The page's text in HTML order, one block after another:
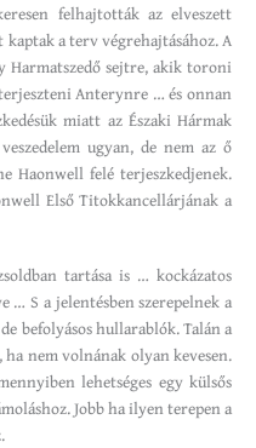
felhajtották az elveszett
a terv végrehajtásához. A
sejtre, akik toroni
Anterynre … és onnan
miatt az Északi Hármak
ugyan, de nem az ő
Haonwell felé terjeszkedjenek.
Első Titokkancellárjának a
tartása is … kockázatos
… S a jelentésben szerepelnek a
befolyásos hullarablók. Talán a
nem volnának olyan kevesen.
lehetséges egy külsős
Jobb ha ilyen terepen a